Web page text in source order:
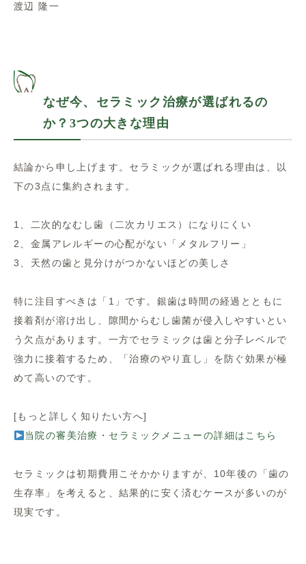
渡辺 隆一
なぜ今、セラミック治療が選ばれるの
か？3つの大きな理由
結論から申し上げます。セラミックが選ばれる理由は、以
下の3点に集約されます。
1、二次的なむし歯（二次カリエス）になりにくい
2、金属アレルギーの心配がない「メタルフリー」
3、天然の歯と見分けがつかないほどの美しさ
特に注目すべきは「1」です。銀歯は時間の経過とともに
接着剤が溶け出し、隙間からむし歯菌が侵入しやすいとい
う欠点があります。一方でセラミックは歯と分子レベルで
強力に接着するため、「治療のやり直し」を防ぐ効果が極
めて高いのです。
[もっと詳しく知りたい方へ]
当院の審美治療・セラミックメニューの詳細はこちら
セラミックは初期費用こそかかりますが、10年後の「歯の
生存率」を考えると、結果的に安く済むケースが多いのが
現実です。